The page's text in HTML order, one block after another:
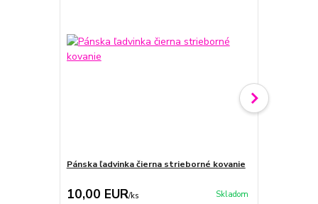
Pánska ľadvinka čierna strieborné kovanie
10,00 EUR/ks Skladom